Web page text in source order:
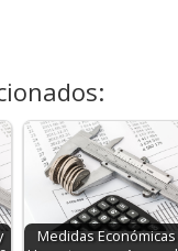
Medidas Económicas